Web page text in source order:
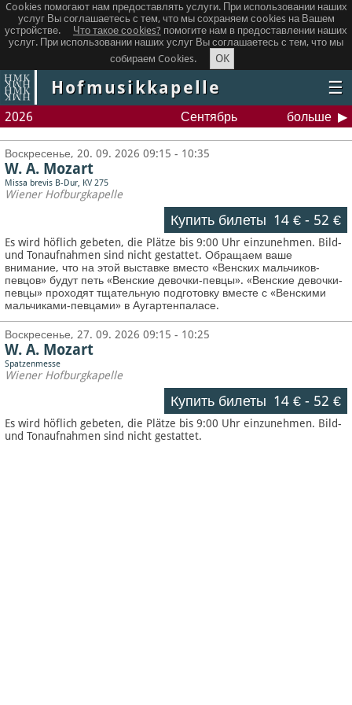
Cookies помогают нам предоставлять услуги. При использовании наших
услуг Вы соглашаетесь с тем, что мы сохраняем сookies на Вашем
устройстве.
Что такое сookies? помогите нам в предоставлении наших
услуг. При использовании наших услуг Вы соглашаетесь с тем, что мы
собираем Cookies.
OK
Hofmusikkapelle ☰
2026 Сентябрь больше
Воскресенье, 20. 09. 2026 09:15 - 10:35
W. A. Mozart
Missa brevis B-Dur, KV 275
Wiener Hofburgkapelle
Купить билеты 14 €- 52 €
Es wird höflich gebeten, die Plätze bis 9:00 Uhr einzunehmen. Bild-
und Tonaufnahmen sind nicht gestattet.Обращаем ваше
внимание, что на этой выставке вместо «Венских мальчиков-
певцов» будут петь «Венские девочки-певцы». «Венские девочки-
певцы» проходят тщательную подготовку вместе с «Венскими
мальчиками-певцами» в Аугартенпаласе.
Воскресенье, 27. 09. 2026 09:15 - 10:25
W. A. Mozart
Spatzenmesse
Wiener Hofburgkapelle
Купить билеты 14 €- 52 €
Es wird höflich gebeten, die Plätze bis 9:00 Uhr einzunehmen. Bild-
und Tonaufnahmen sind nicht gestattet.